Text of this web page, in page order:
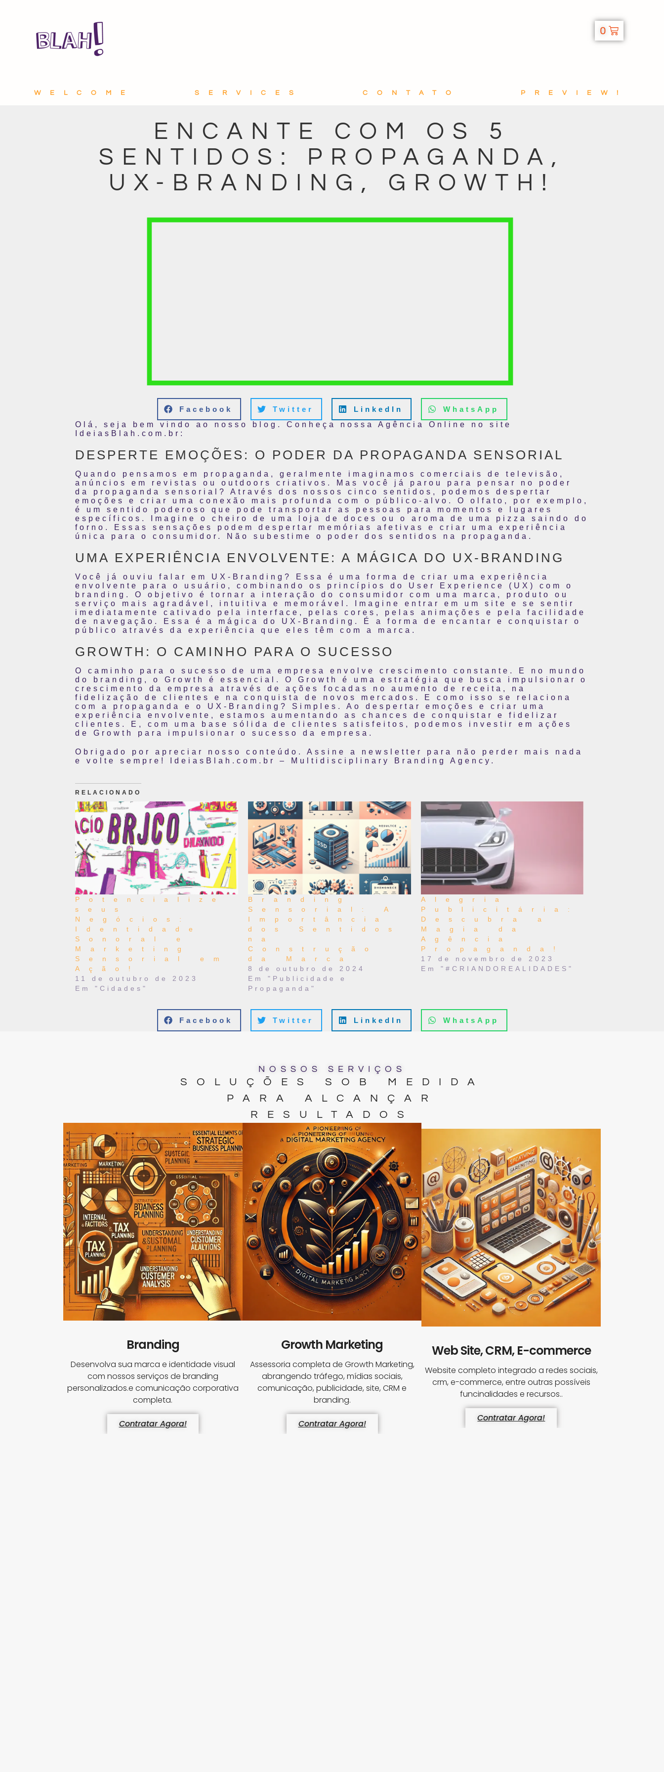
0
WELCOME SERVICES CONTATO PREVIEW!
ENCANTE COM OS 5
SENTIDOS: PROPAGANDA,
UX-BRANDING, GROWTH!
Facebook Twitter LinkedIn
WhatsApp
Olá, seja bem vindo ao nosso blog. Conheça nossa Agência Online no site
IdeiasBlah.com.br:
DESPERTE EMOÇÕES: O PODER DA PROPAGANDA SENSORIAL
Quando pensamos em propaganda, geralmente imaginamos comerciais de televisão,
anúncios em revistas ou outdoors criativos. Mas você já parou para pensar no poder
da propaganda sensorial? Através dos nossos cinco sentidos, podemos despertar
emoções e criar uma conexão mais profunda com o público-alvo. O olfato, por exemplo,
é um sentido poderoso que pode transportar as pessoas para momentos e lugares
específicos. Imagine o cheiro de uma loja de doces ou o aroma de uma pizza saindo do
forno. Essas sensações podem despertar memórias afetivas e criar uma experiência
única para o consumidor. Não subestime o poder dos sentidos na propaganda.
UMA EXPERIÊNCIA ENVOLVENTE: A MÁGICA DO UX-BRANDING
Você já ouviu falar em UX-Branding? Essa é uma forma de criar uma experiência
envolvente para o usuário, combinando os princípios do User Experience (UX) com o
branding. O objetivo é tornar a interação do consumidor com uma marca, produto ou
serviço mais agradável, intuitiva e memorável. Imagine entrar em um site e se sentir
imediatamente cativado pela interface, pelas cores, pelas animações e pela facilidade
de navegação. Essa é a mágica do UX-Branding. É a forma de encantar e conquistar o
público através da experiência que eles têm com a marca.
GROWTH: O CAMINHO PARA O SUCESSO
O caminho para o sucesso de uma empresa envolve crescimento constante. E no mundo
do branding, o Growth é essencial. O Growth é uma estratégia que busca impulsionar o
crescimento da empresa através de ações focadas no aumento de receita, na
fidelização de clientes e na conquista de novos mercados. E como isso se relaciona
com a propaganda e o UX-Branding? Simples. Ao despertar emoções e criar uma
experiência envolvente, estamos aumentando as chances de conquistar e fidelizar
clientes. E, com uma base sólida de clientes satisfeitos, podemos investir em ações
de Growth para impulsionar o sucesso da empresa.
Obrigado por apreciar nosso conteúdo. Assine a newsletter para não perder mais nada
e volte sempre! IdeiasBlah.com.br – Multidisciplinary Branding Agency.
RELACIONADO
Potencialize
seus
Negócios:
Identidade
Sonoral e
Marketing
Sensorial em
Ação!
11 de outubro de 2023
Em "Cidades"
Branding
Sensorial: A
Importância
dos Sentidos
na
Construção
da Marca
8 de outubro de 2024
Em "Publicidade e
Propaganda"
Alegria
Publicitária:
Descubra a
Magia da
Agência
Propaganda!
17 de novembro de 2023
Em "#CRIANDOREALIDADES"
Facebook Twitter LinkedIn WhatsApp
NOSSOS SERVIÇOS
SOLUÇÕES SOB MEDIDA
PARA ALCANÇAR
RESULTADOS
Branding
Desenvolva sua marca e identidade visual
com nossos serviços de branding
personalizados.e comunicação corporativa
completa.
Contratar Agora!
Growth Marketing
Assessoria completa de Growth Marketing,
abrangendo tráfego, mídias sociais,
comunicação, publicidade, site, CRM e
branding.
Contratar Agora!
Web Site, CRM, E-commerce
Website completo integrado a redes sociais,
crm, e-commerce, entre outras possíveis
funcinalidades e recursos..
Contratar Agora!